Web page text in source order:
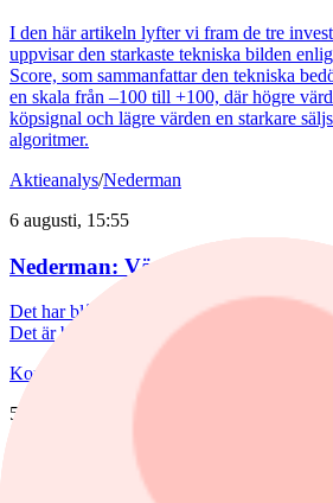
I den här artikeln lyfter vi fram de tre
uppvisar den starkaste tekniska bilden
Score, som sammanfattar den tekniska
en skala från –100 till +100, där högre
köpsignal och lägre värden en starkare
algoritmer.
Aktieanalys/Nederman
6 augusti, 15:55
Nederman: Vändning i sikte?
Det har blåst snåla vindar runt Nederman
Det är bara delvis befogat av den tuffa
Kommentar
Aktieanalys
5 augusti, 15:50
Kommentar: Kan nuggets
lönsamma som